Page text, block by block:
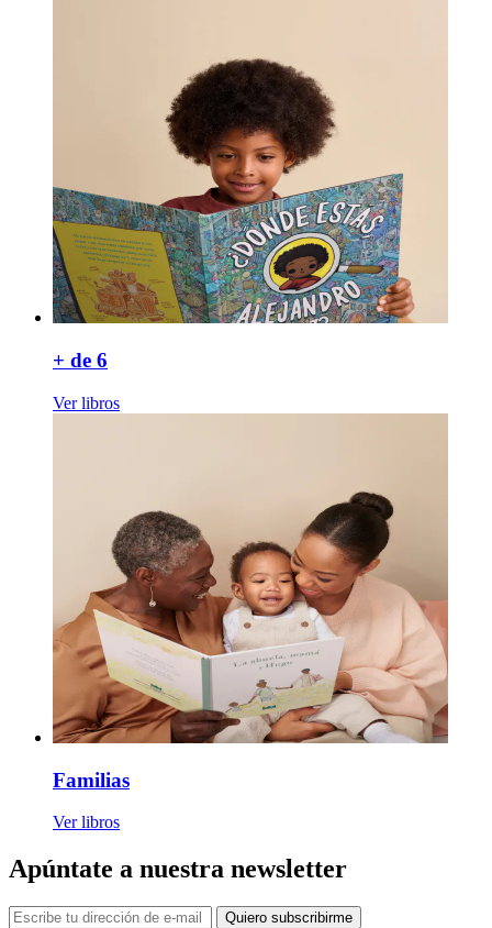
+ de 6
Ver libros
Familias
Ver libros
Apúntate a nuestra newsletter
Quiero subscribirme